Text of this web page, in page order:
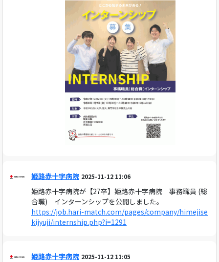
姫路赤十字病院 2025-11-12 11:06
姫路赤十字病院が【27卒】姫路赤十字病院 事務職員 (総
合職) インターンシップを公開しました。
https://job.hari-match.com/pages/company/himejise
kijyuji/internship.php?i=1291
姫路赤十字病院 2025-11-12 11:05